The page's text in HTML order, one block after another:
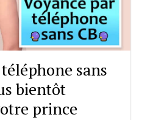
sans
bientôt
prince